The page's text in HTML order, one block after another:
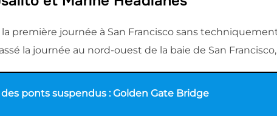
la première journée à San Francisco sans
la journée au nord-ouest de la baie de San
ponts suspendus : Golden Gate Bridge